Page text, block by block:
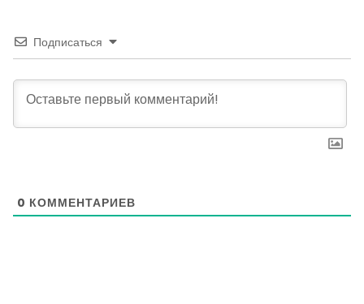
Подписаться
0 КОММЕНТАРИЕВ